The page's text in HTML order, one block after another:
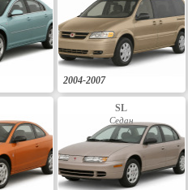
2004-2007
SL
Седан